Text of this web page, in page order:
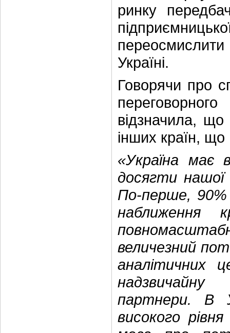
ринку
Україні.
Говорячи про
відзначила, що
інших країн,
«Україна має
досягти
По-перше, 90%
наближення
величезний
аналітичних
партнери. В
високого